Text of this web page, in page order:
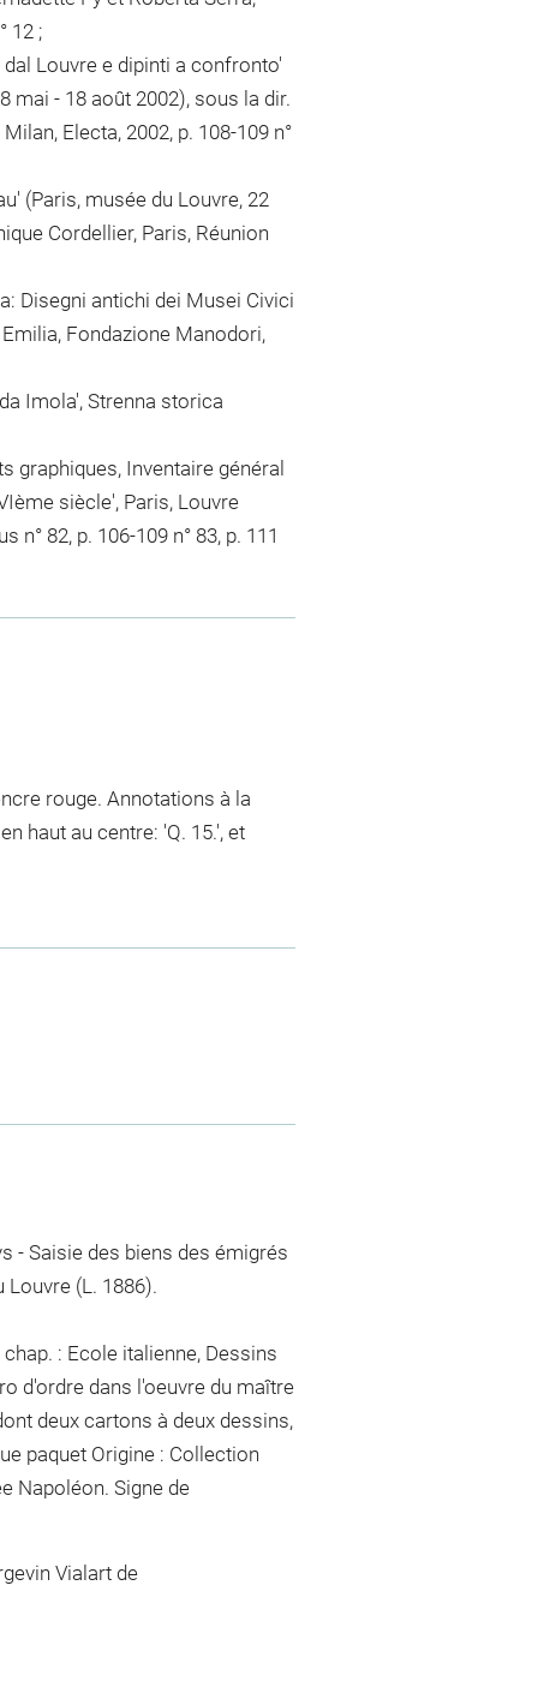
12 ;
Louvre e dipinti a confronto'
mai - 18 août 2002), sous la dir.
Electa, 2002, p. 108-109 n°
(Paris, musée du Louvre, 22
Cordellier, Paris, Réunion
Disegni antichi dei Musei Civici
Fondazione Manodori,
Imola', Strenna storica
graphiques, Inventaire général
siècle', Paris, Louvre
n° 82, p. 106-109 n° 83, p. 111
rouge. Annotations à la
haut au centre: 'Q. 15.', et
- Saisie des biens des émigrés
(L. 1886).
: Ecole italienne, Dessins
d'ordre dans l'oeuvre du maître
deux cartons à deux dessins,
paquetOrigine : Collection
Napoléon. Signe de
Vialart de